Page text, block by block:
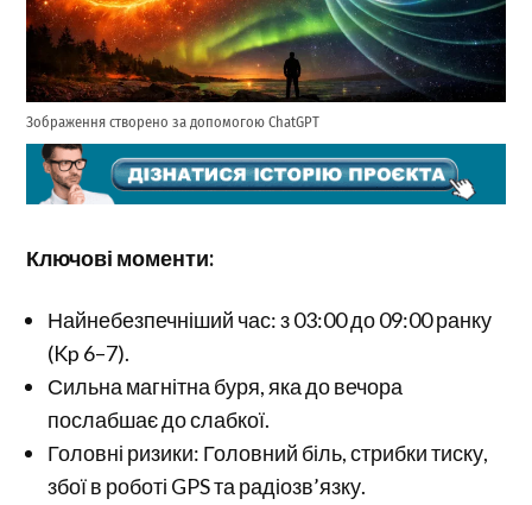
Зображення створено за допомогою ChatGPT
Ключові моменти:
Найнебезпечніший час: з 03:00 до 09:00 ранку
(Kp 6–7).
Сильна магнітна буря, яка до вечора
послабшає до слабкої.
Головні ризики: Головний біль, стрибки тиску,
збої в роботі GPS та радіозв’язку.